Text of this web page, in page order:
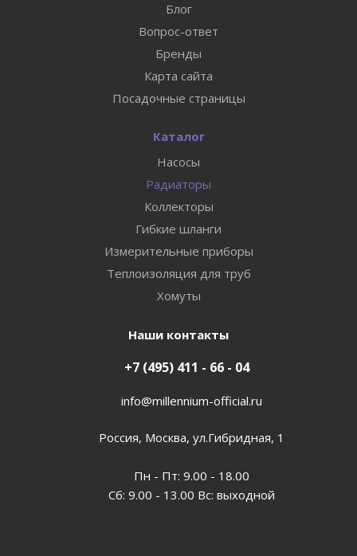
Блог
Вопрос-ответ
Бренды
Карта сайта
Посадочные страницы
Каталог
Насосы
Радиаторы
Коллекторы
Гибкие шланги
Измерительные приборы
Теплоизоляция для труб
Хомуты
Наши контакты
+7 (495) 411 - 66 - 04
info@millennium-official.ru
Россия, Москва, ул.Гибридная, 1
Пн - Пт: 9.00 - 18.00
Сб: 9.00 - 13.00 Вс: выходной